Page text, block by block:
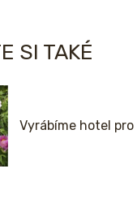
SI TAKÉ
Vyrábíme hotel